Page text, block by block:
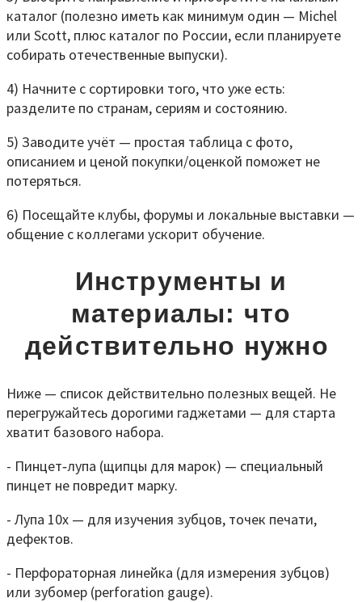
каталог (полезно иметь как минимум один — Michel
или Scott, плюс каталог по России, если планируете
собирать отечественные выпуски).
4) Начните с сортировки того, что уже есть:
разделите по странам, сериям и состоянию.
5) Заводите учёт — простая таблица с фото,
описанием и ценой покупки/оценкой поможет не
потеряться.
6) Посещайте клубы, форумы и локальные выставки —
общение с коллегами ускорит обучение.
Инструменты и
материалы: что
действительно нужно
Ниже — список действительно полезных вещей. Не
перегружайтесь дорогими гаджетами — для старта
хватит базового набора.
- Пинцет‑лупа (щипцы для марок) — специальный
пинцет не повредит марку.
- Лупа 10x — для изучения зубцов, точек печати,
дефектов.
- Перфораторная линейка (для измерения зубцов)
или зубомер (perforation gauge).